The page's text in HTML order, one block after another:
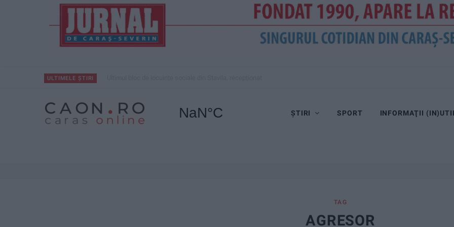
ULTIMELE ȘTIRI
ȘTIRI SPORT INFORMAŢII
TAG
AGRESOR